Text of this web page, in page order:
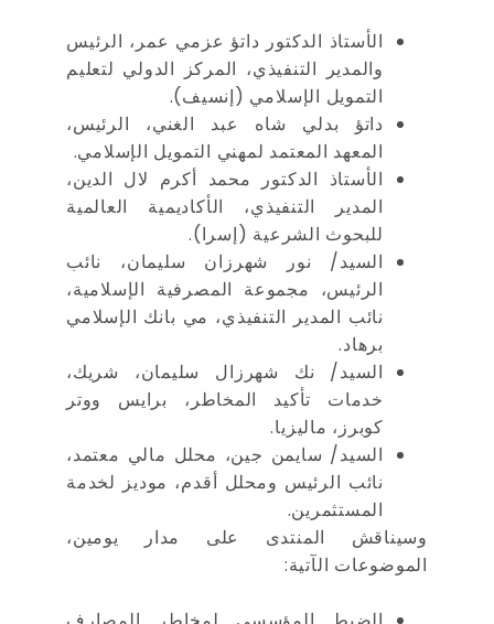
الأستاذ الدكتور داتؤ عزمي عمر، الرئيس
والمدير التنفيذي، المركز الدولي لتعليم
التمويل الإسلامي (إنسيف).
داتؤ بدلي شاه عبد الغني، الرئيس،
المعهد المعتمد لمهني التمويل الإسلامي.
الأستاذ الدكتور محمد أكرم لال الدين،
المدير التنفيذي، الأكاديمية العالمية
للبحوث الشرعية (إسرا).
السيد/ نور شهرزان سليمان، نائب
الرئيس، مجموعة المصرفية الإسلامية،
نائب المدير التنفيذي، مي بانك الإسلامي
برهاد.
السيد/ نك شهرزال سليمان، شريك،
خدمات تأكيد المخاطر، برايس ووتر
كوبرز، ماليزيا.
السيد/ سايمن جين، محلل مالي معتمد،
نائب الرئيس ومحلل أقدم، موديز لخدمة
المستثمرين.
وسيناقش المنتدى على مدار يومين،
الموضوعات الآتية: